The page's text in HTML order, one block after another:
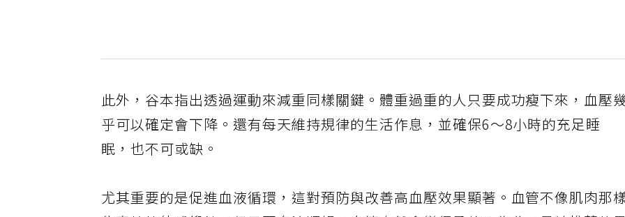
此外，谷本指出透過運動來減重同樣關鍵。體重過重的人只要成功瘦下來，血壓
乎可以確定會下降。還有每天維持規律的生活作息，並確保6〜8小時的充足睡
眠，也不可或缺。
尤其重要的是促進血液循環，這對預防與改善高血壓效果顯著。血管不像肌肉那